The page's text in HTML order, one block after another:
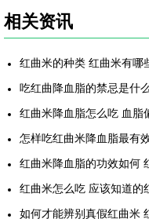
相关资讯
吃红曲降血脂的禁忌是什
红曲米降血脂怎么吃 血脂
怎样吃红曲米降血脂最有
红曲米降血脂的功效如何
红曲米怎么吃 应该知道的
如何才能辨别真假红曲米